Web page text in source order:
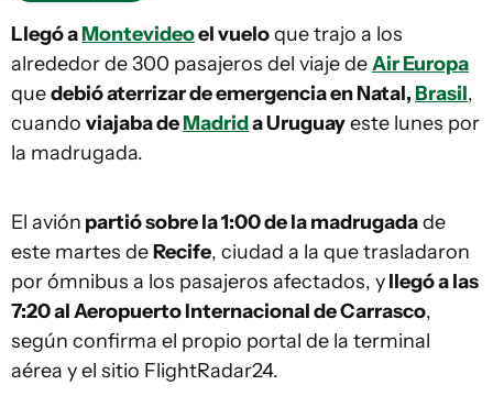
Llegó aMontevideoel vueloque trajo a los
alrededor de 300 pasajeros del viaje deAir Europa
quedebió aterrizar de emergencia en Natal,Brasil,
cuando viajaba deMadrida Uruguayeste lunes por
la madrugada.
El avión partió sobre la 1:00 de la madrugadade
este martes deRecife, ciudad a la que trasladaron
por ómnibus a los pasajeros afectados, yllegó a las
7:20 al Aeropuerto Internacional de Carrasco,
según confirma el propio portal de la terminal
aérea y el sitio FlightRadar24.